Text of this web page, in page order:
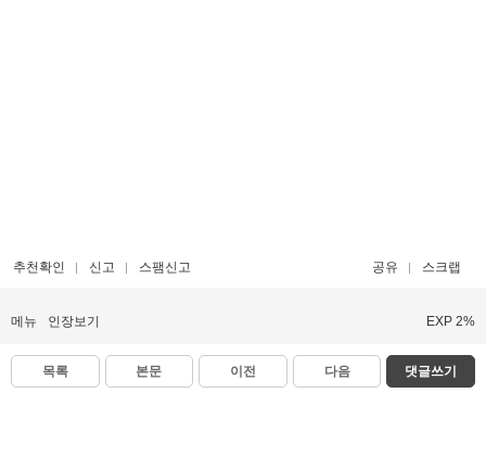
추천확인 신고 스팸신고 공유 스크랩
메뉴 인장보기 EXP 2%
목록 본문 이전 다음 댓글쓰기